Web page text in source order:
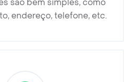
são bem simples, como
endereço, telefone, etc.